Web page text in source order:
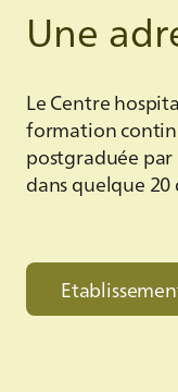
Une
Le Centre
formation
postgraduée
dans quelque 20